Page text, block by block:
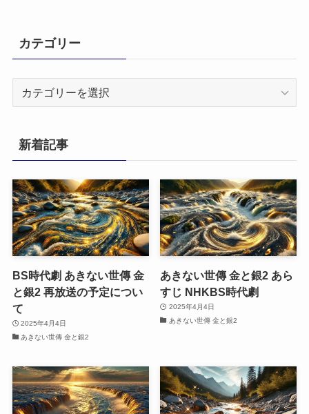
カテゴリー
リ
ー
新着記事
BS時代劇 あきない世傳 金
と銀2 再放送の予定につい
て
2025年4月4日
あきない世傳 金と銀2
あきない世傳 金と銀2 あら
すじ NHKBS時代劇
2025年4月4日
あきない世傳 金と銀2